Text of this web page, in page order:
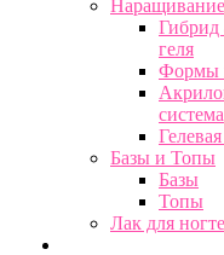
Гибрид
геля
Формы
система
Базы и Топы
Базы
Топы
Лак для